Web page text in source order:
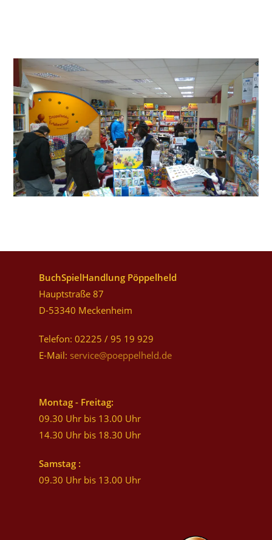
BuchSpielHandlung Pöppelheld
Hauptstraße 87
D-53340 Meckenheim
Telefon: 02225 / 95 19 929
E-Mail: service@poeppelheld.de
Montag - Freitag:
09.30 Uhr bis 13.00 Uhr
14.30 Uhr bis 18.30 Uhr
Samstag :
09.30 Uhr bis 13.00 Uhr